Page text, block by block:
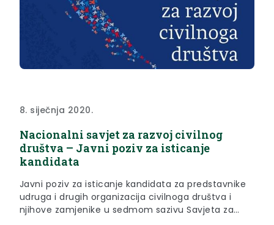
8. siječnja 2020.
Nacionalni savjet za razvoj civilnog
društva – Javni poziv za isticanje
kandidata
Javni poziv za isticanje kandidata za predstavnike
udruga i drugih organizacija civilnoga društva i
njihove zamjenike u sedmom sazivu Savjeta za